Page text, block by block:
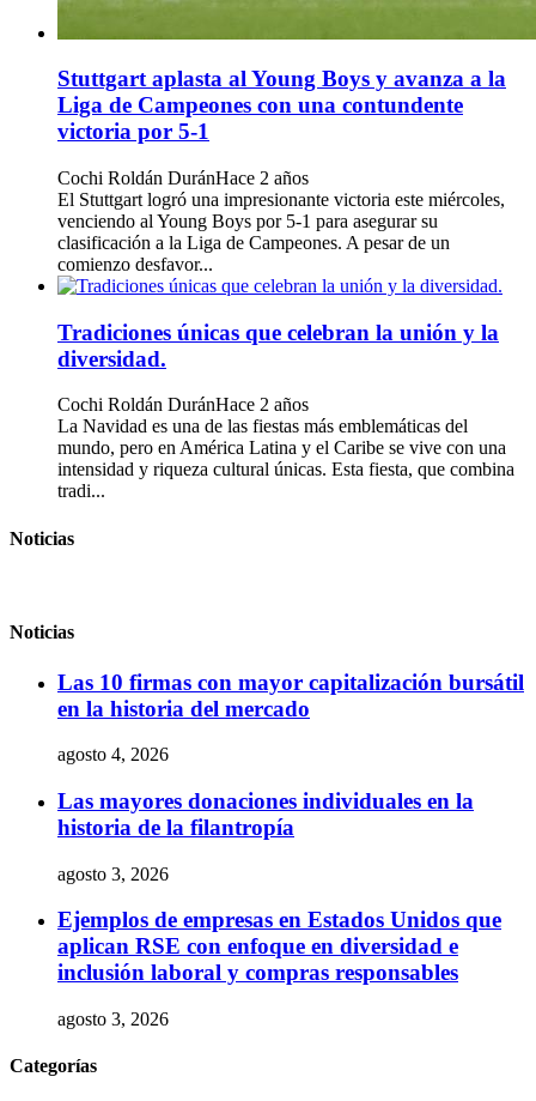
Stuttgart aplasta al Young Boys y avanza a la
Liga de Campeones con una contundente
victoria por 5-1
Cochi Roldán DuránHace 2 años
El Stuttgart logró una impresionante victoria este miércoles,
venciendo al Young Boys por 5-1 para asegurar su
clasificación a la Liga de Campeones. A pesar de un
comienzo desfavor...
Tradiciones únicas que celebran la unión y la
diversidad.
Cochi Roldán DuránHace 2 años
La Navidad es una de las fiestas más emblemáticas del
mundo, pero en América Latina y el Caribe se vive con una
intensidad y riqueza cultural únicas. Esta fiesta, que combina
tradi...
Noticias
Noticias
Las 10 firmas con mayor capitalización bursátil
en la historia del mercado
agosto 4, 2026
Las mayores donaciones individuales en la
historia de la filantropía
agosto 3, 2026
Ejemplos de empresas en Estados Unidos que
aplican RSE con enfoque en diversidad e
inclusión laboral y compras responsables
agosto 3, 2026
Categorías